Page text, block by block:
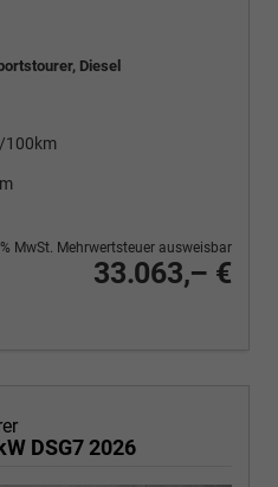
Diesel
100km
33.063,– €
MwSt. Mehrwertsteuer ausweisbar
DSG7 2026